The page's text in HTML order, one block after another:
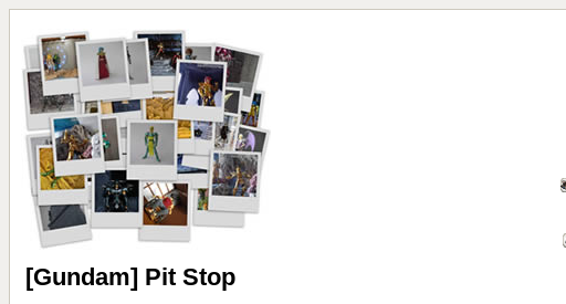
[Gundam] Pit Stop